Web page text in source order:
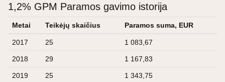
1,2% GPM Paramos gavimo istorija
Metai Teikėjų skaičius Paramos suma, EUR
2017 25 1 083,67
2018 29 1 167,83
2019 25 1 343,75